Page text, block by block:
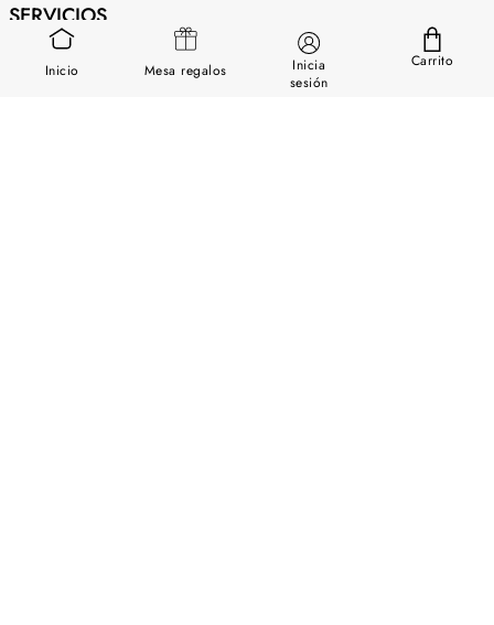
Inicio Mesa regalos
Inicia
sesión
Carrito
SERVICIOS
GUÍA DE USO